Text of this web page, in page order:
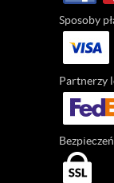
Sposoby
Partnerzy